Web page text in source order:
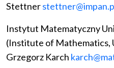
Stettner
Instytut Matematyczny
(Institute of Mathematics,
Grzegorz Karch